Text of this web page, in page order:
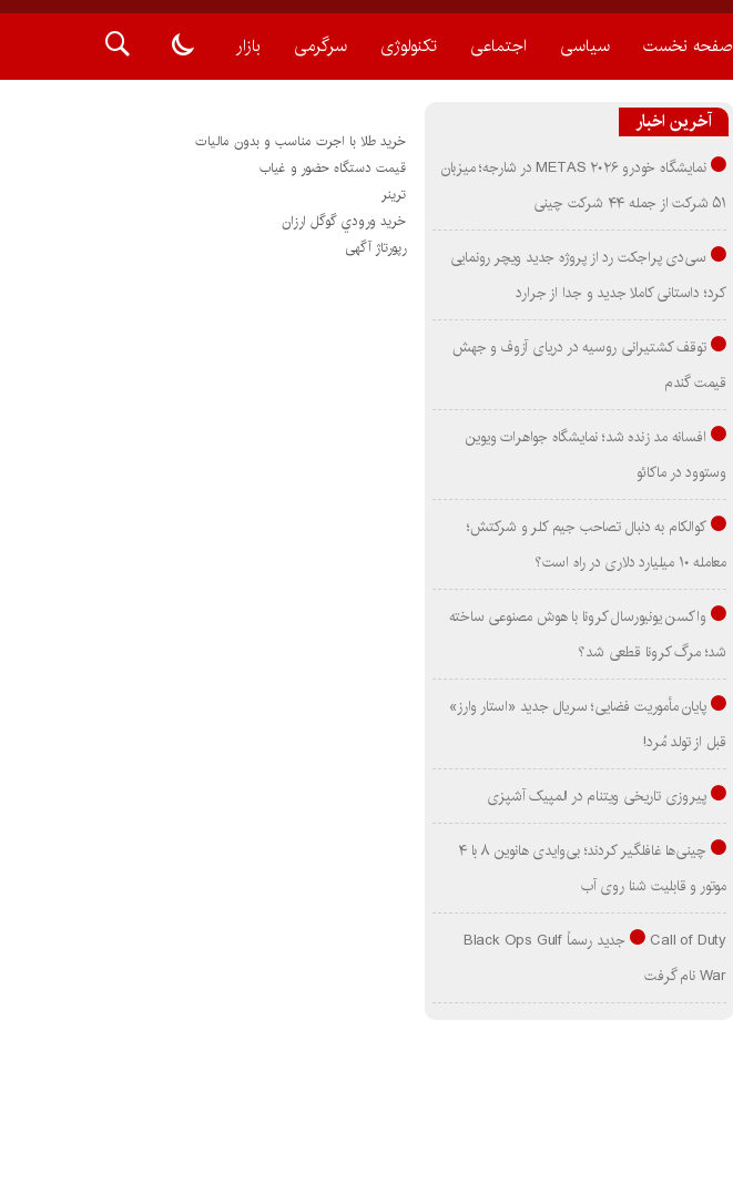
صفحه نخست سیاسی اجتماعی تکنولوژی سرگرمی بازار
آخرین اخبار
نمایشگاه خودرو METAS ۲۰۲۶ در شارجه؛ میزبان
۵۱ شرکت از جمله ۴۴ شرکت چینی
سی‌دی پراجکت رد از پروژه جدید ویچر رونمایی
کرد؛ داستانی کاملا جدید و جدا از جرارد
توقف کشتیرانی روسیه در دریای آزوف و جهش
قیمت گندم
افسانه مد زنده شد؛ نمایشگاه جواهرات ویوین
وستوود در ماکائو
کوالکام به دنبال تصاحب جیم کلر و شرکتش؛
معامله ۱۰ میلیارد دلاری در راه است؟
واکسن یونیورسال کرونا با هوش مصنوعی ساخته
شد؛ مرگ کرونا قطعی شد؟
پایان مأموریت فضایی؛ سریال جدید «استار وارز»
قبل از تولد مُرد!
پیروزی تاریخی ویتنام در المپیک آشپزی
چینی‌ها غافلگیر کردند؛ بی‌وایدی هانوین ۸ با ۴
موتور و قابلیت شنا روی آب
Call of Duty جدید رسماً Black Ops Gulf
War نام گرفت
خرید طلا با اجرت مناسب و بدون مالیات
قیمت دستگاه حضور و غیاب
ترينر
خريد ورودي گوگل ارزان
رپورتاژ آگهی